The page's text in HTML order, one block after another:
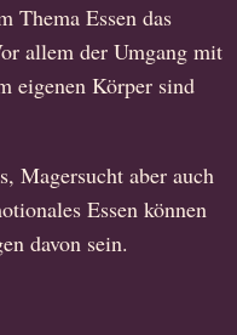
Thema Essen das
allem der Umgang mit
eigenen Körper sind
Magersucht aber auch
Essen können
davon sein.